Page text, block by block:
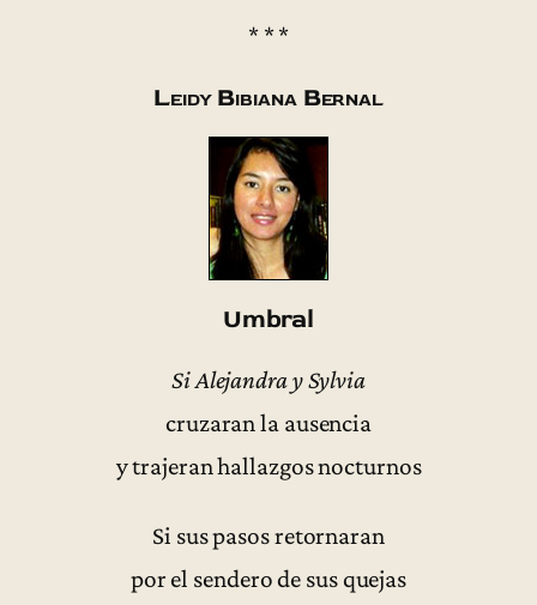
* * *
Leidy Bibiana Bernal
Umbral
Si Alejandra y Sylvia
cruzaran la ausencia
y trajeran hallazgos nocturnos
Si sus pasos retornaran
por el sendero de sus quejas